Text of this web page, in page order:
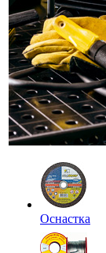
Оснастка